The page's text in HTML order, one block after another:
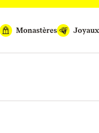
Monastères Joyaux